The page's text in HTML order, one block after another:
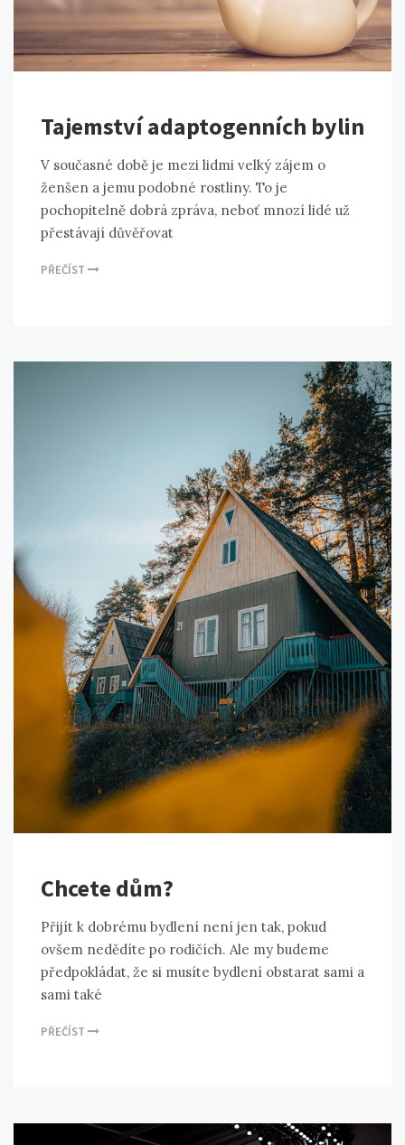
Tajemství adaptogenních bylin
V současné době je mezi lidmi velký zájem o
ženšen a jemu podobné rostliny. To je
pochopitelně dobrá zpráva, neboť mnozí lidé už
přestávají důvěřovat
PŘEČÍST
Chcete dům?
Přijít k dobrému bydlení není jen tak, pokud
ovšem nedědíte po rodičích. Ale my budeme
předpokládat, že si musíte bydlení obstarat sami a
sami také
PŘEČÍST